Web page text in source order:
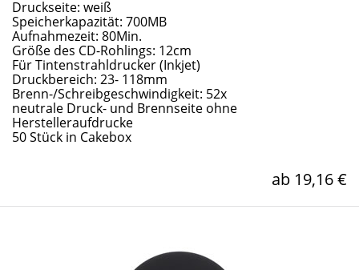
Druckseite: weiß
Speicherkapazität: 700MB
Aufnahmezeit: 80Min.
Größe des CD-Rohlings: 12cm
Für Tintenstrahldrucker (Inkjet)
Druckbereich: 23- 118mm
Brenn-/Schreibgeschwindigkeit: 52x
neutrale Druck- und Brennseite ohne
Herstelleraufdrucke
50 Stück in Cakebox
ab 19,16 €